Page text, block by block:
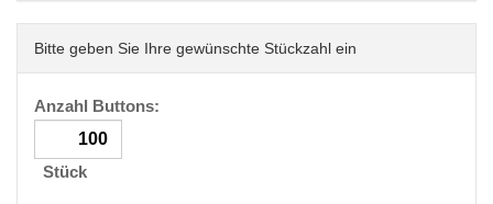
Bitte geben Sie Ihre gewünschte Stückzahl ein
Anzahl Buttons:
Stück